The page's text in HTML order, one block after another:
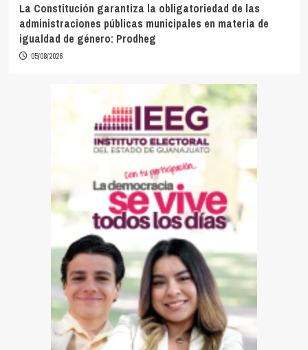
La Constitución garantiza la obligatoriedad de las
administraciones públicas municipales en materia de
igualdad de género: Prodheg
05/08/2026